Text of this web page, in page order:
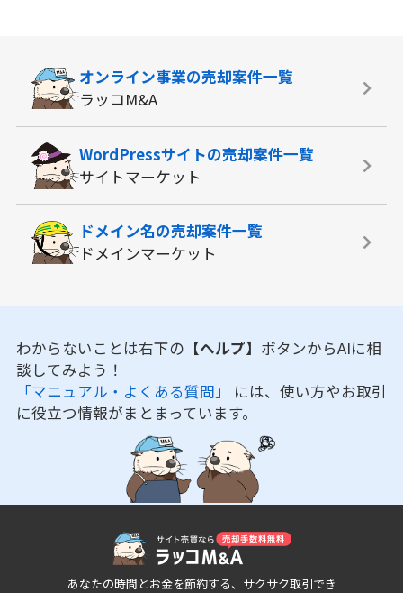
オンライン事業の売却案件一覧
ラッコM&A
WordPressサイトの売却案件一覧
サイトマーケット
ドメイン名の売却案件一覧
ドメインマーケット
わからないことは右下の 【ヘルプ】 ボタンからAIに相
談してみよう！
「マニュアル・よくある質問」 には、使い方やお取引
に役立つ情報がまとまっています。
あなたの時間とお金を節約する、サクサク取引でき